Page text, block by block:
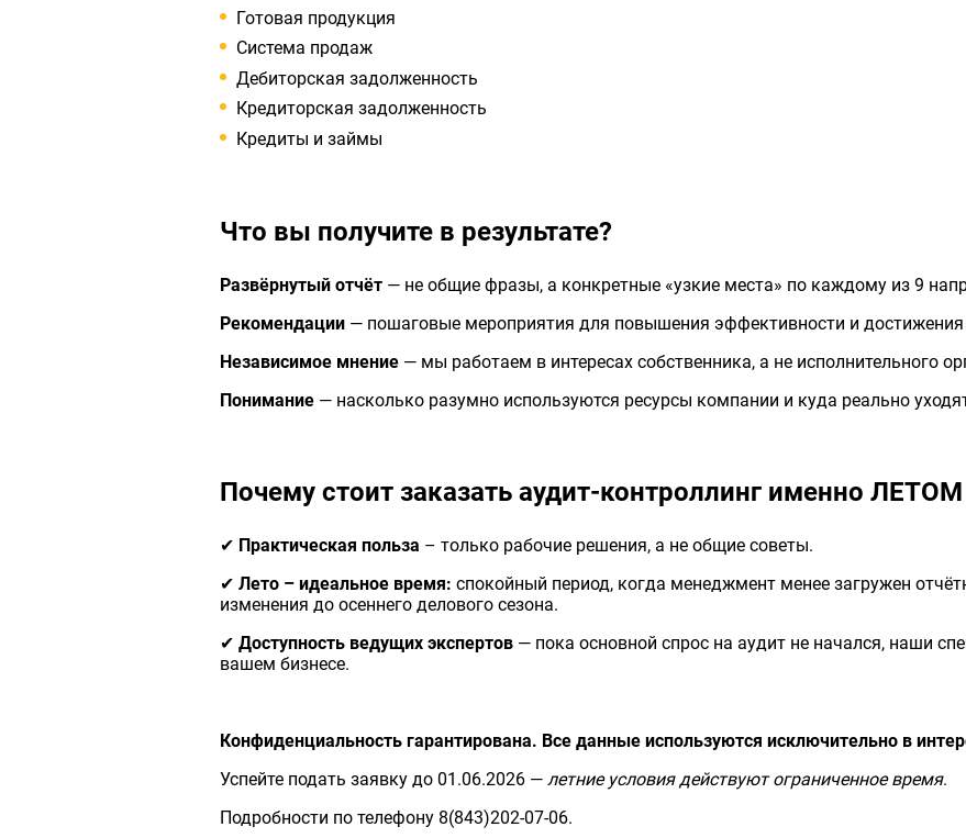
Готовая продукция
Система продаж
Дебиторская задолженность
Кредиторская задолженность
Кредиты и займы
Что вы получите в результате?
Развёрнутый отчёт— не общие фразы, а конкретные «узкие места» по каждому из 9
Рекомендации— пошаговые мероприятия для повышения эффективности и достижения
Независимое мнение— мы работаем в интересах собственника, а не исполнительного
Понимание— насколько разумно используются ресурсы компании и куда реально
Почему стоит заказать аудит-контроллинг именно
✔ Практическая польза – только рабочие решения, а не общие советы.
✔ Лето – идеальное время: спокойный период, когда менеджмент менее загружен
изменения до осеннего делового сезона.
✔ Доступность ведущих экспертов— пока основной спрос на аудит не начался, наши
вашем бизнесе.
Конфиденциальность гарантирована. Все данные используются исключительно в
Успейте подать заявку до 01.06.2026 — летние условия действуют ограниченное время.
Подробности по телефону 8(843)202-07-06.